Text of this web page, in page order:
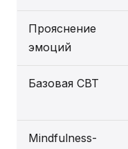
Прояснение
эмоций
Базовая CBT
Mindfulness-